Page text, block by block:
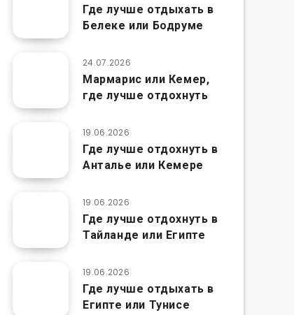
Где лучше отдыхать в
Белеке или Бодруме
24.07.2026
Мармарис или Кемер,
где лучше отдохнуть
19.06.2026
Где лучше отдохнуть в
Анталье или Кемере
19.06.2026
Где лучше отдохнуть в
Тайланде или Египте
19.06.2026
Где лучше отдыхать в
Египте или Тунисе